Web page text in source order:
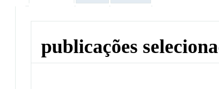
publicações